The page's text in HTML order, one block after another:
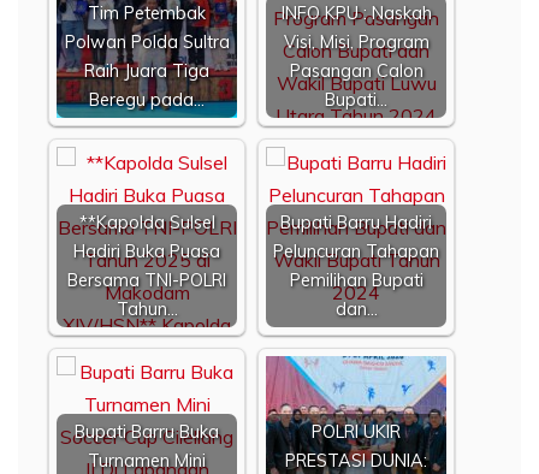
Tim Petembak
Polwan Polda Sultra
Raih Juara Tiga
Beregu pada…
INFO KPU : Naskah
Visi, Misi, Program
Pasangan Calon
Bupati…
**Kapolda Sulsel
Hadiri Buka Puasa
Bersama TNI-POLRI
Tahun…
Bupati Barru Hadiri
Peluncuran Tahapan
Pemilihan Bupati
dan…
Bupati Barru Buka
Turnamen Mini
POLRI UKIR
PRESTASI DUNIA: